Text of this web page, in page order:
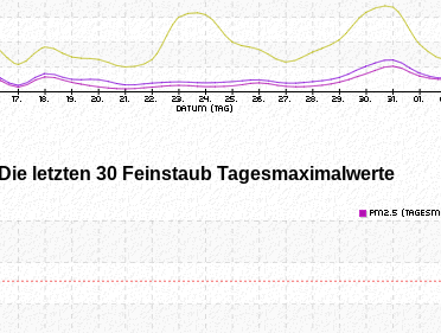
Die letzten 30 Feinstaub Tagesmaximalwerte